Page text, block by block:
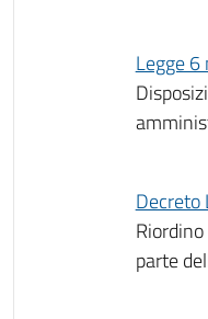
Legge
Decreto
parte